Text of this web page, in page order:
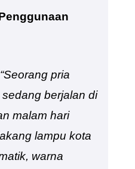
“Seorang pria
berjalan di
malam hari
lampu kota
warna